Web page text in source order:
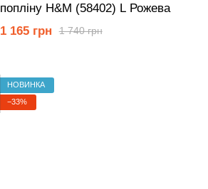
попліну Н&М (58402) L Рожева
1 740 грн
1 165 грн
НОВИНКА
−33%